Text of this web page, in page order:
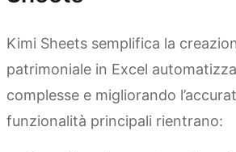
Kimi Sheets semplifica la
patrimoniale in Excel
complesse e migliorando
funzionalità principali rientrano: